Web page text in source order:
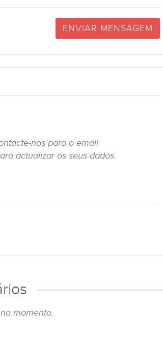
ENVIAR MENSAGEM
nos para o email
actualizar os seus dados.
momento.